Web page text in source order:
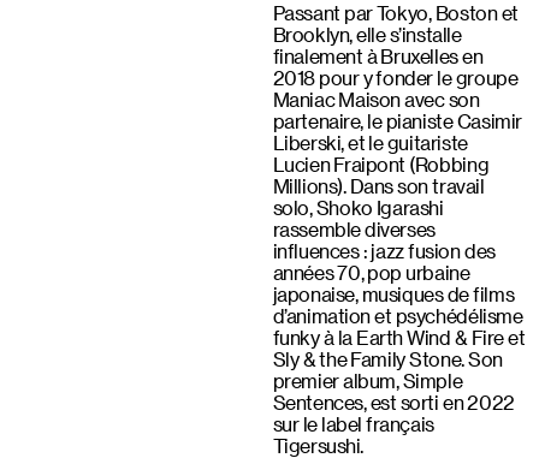
Passant par Tokyo, Boston et
Brooklyn, elle s’installe
finalement à Bruxelles en
2018 pour y fonder le groupe
Maniac Maison avec son
partenaire, le pianiste Casimir
Liberski, et le guitariste
Lucien Fraipont (Robbing
Millions). Dans son travail
solo, Shoko Igarashi
rassemble diverses
influences : jazz fusion des
années 70, pop urbaine
japonaise, musiques de films
d’animation et psychédélisme
funky à la Earth Wind & Fire et
Sly & the Family Stone. Son
premier album, Simple
Sentences, est sorti en 2022
sur le label français
Tigersushi.